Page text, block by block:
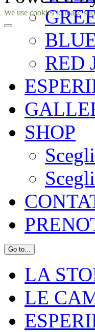
RED
SHOP
Go to...
LA
LE
Facebook
Instagram
We use cookies to make